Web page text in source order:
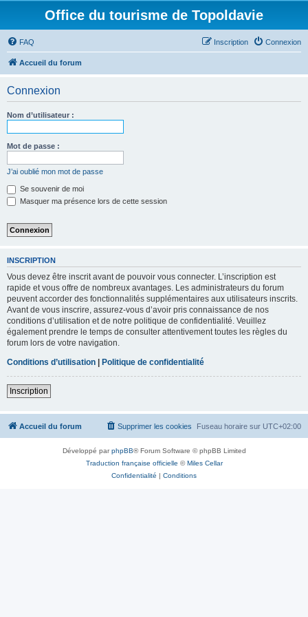
Office du tourisme de Topoldavie
FAQ Connexion
Inscription
Accueil du forum
Connexion
Nom d’utilisateur :
Mot de passe :
J’ai oublié mon mot de passe
Se souvenir de moi
Masquer ma présence lors de cette session
INSCRIPTION
Vous devez être inscrit avant de pouvoir vous connecter. L’inscription est
rapide et vous offre de nombreux avantages. Les administrateurs du forum
peuvent accorder des fonctionnalités supplémentaires aux utilisateurs inscrits.
Avant de vous inscrire, assurez-vous d’avoir pris connaissance de nos
conditions d’utilisation et de notre politique de confidentialité. Veuillez
également prendre le temps de consulter attentivement toutes les règles du
forum lors de votre navigation.
Conditions d’utilisation | Politique de confidentialité
Inscription
Accueil du forum Fuseau horaire sur UTC+02:00
Supprimer les cookies
Développé parphpBB® Forum Software © phpBB Limited
Traduction française officielle ©Miles Cellar
Confidentialité | Conditions